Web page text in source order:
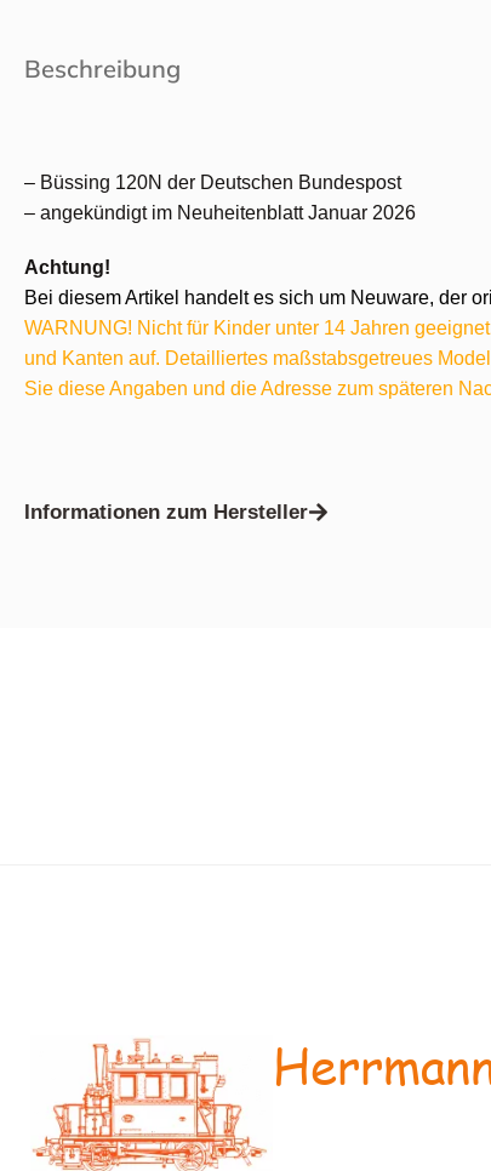
Beschreibung
– Büssing 120N der Deutschen Bundespost
– angekündigt im Neuheitenblatt Januar 2026
Achtung!
Bei diesem Artikel handelt es sich um Neuware, der
WARNUNG! Nicht für Kinder unter 14 Jahren
und Kanten auf. Detailliertes maßstabsgetreues
Sie diese Angaben und die Adresse zum späteren
Informationen zum Hersteller